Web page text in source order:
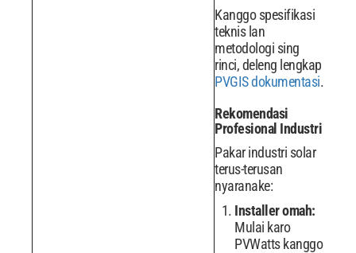
Kanggo spesifikasi
teknis lan
metodologi sing
rinci, deleng lengkap
PVGIS dokumentasi.
Rekomendasi
Profesional Industri
Pakar industri solar
terus-terusan
nyaranake:
Installer omah:
Mulai karo
PVWatts kanggo